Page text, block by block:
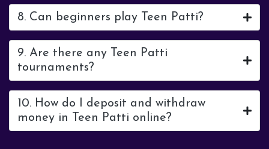
8. Can beginners play Teen Patti?
9. Are there any Teen Patti
tournaments?
10. How do I deposit and withdraw
money in Teen Patti online?